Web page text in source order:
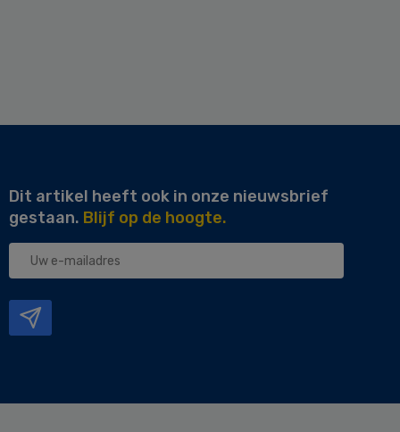
Dit artikel heeft ook in onze nieuwsbrief
gestaan. Blijf op de hoogte.
Uw